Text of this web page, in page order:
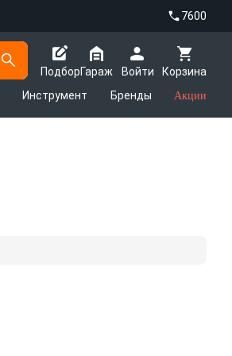
7600
Подбор
Корзина
Гараж
Войти
Инструмент Бренды Акции